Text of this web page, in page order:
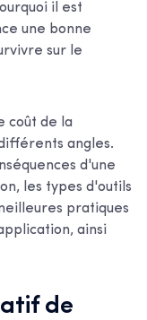
il est
une bonne
sur le
coût de la
angles.
d'une
les types d'outils
pratiques
ainsi
de